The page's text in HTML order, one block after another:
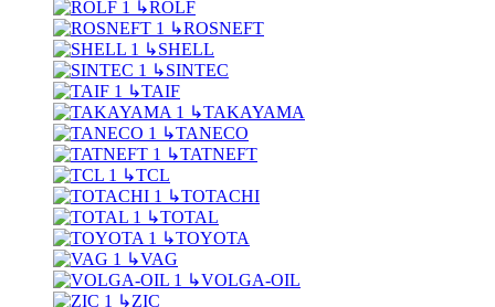
↳ROLF
↳ROSNEFT
↳SHELL
↳SINTEC
↳TAIF
↳TAKAYAMA
↳TANECO
↳TATNEFT
↳TCL
↳TOTACHI
↳TOTAL
↳TOYOTA
↳VAG
↳VOLGA-OIL
↳ZIC